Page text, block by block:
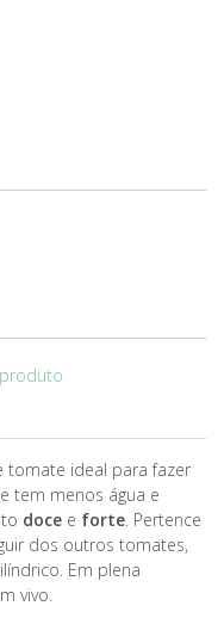
tomate ideal para fazer
e tem menos água e
doce e forte . Pertence
dos outros tomates,
Em plena
vivo.